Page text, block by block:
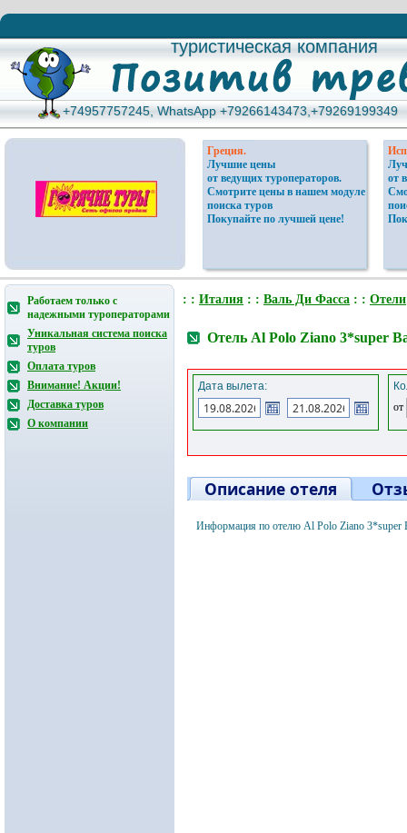
туристическая компания
туристическая компания
+74957757245, WhatsApp +79266143473,+79269199349
+74957757245, WhatsApp +79266143473,+79269199349
Греция.
Лучшие цены
от ведущих туроператоров.
Смотрите цены в нашем модуле
поиска туров
Покупайте по лучшей цене!
от
Работаем только с
надежными туроператорами
Уникальная система поиска
туров
Оплата туров
Внимание! Акции!
Доставка туров
О компании
: : Италия : : Валь Ди Фасса : : Отели
Отель Al Polo Ziano 3*super
Дата вылета:
от
Описание отеля
Информация по отелю Al Polo Ziano 3*super